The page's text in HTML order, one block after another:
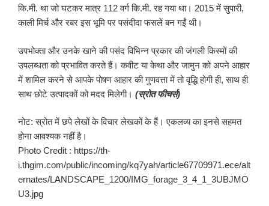
कि.मी. था जो घटकर मात्र 112 वर्ग कि.मी. रह गया था। 2015 में सुपारी,
काली मिर्च और रबर इस भूमि पर पसंदीदा फसलें बन गईं थी।
उपभोक्ता और उनके खाने की पसंद विभिन्न प्रकार की जंगली किस्मों की
उपलब्धता को प्रभावित करते हैं। कवीट या केथा और जामुन को अपने आहार
में शामिल करने से आपके पोषण आहार की गुणवत्ता में तो वृद्धि होगी ही, साथ ही
साथ छोटे उत्पादकों को मदद मिलेगी। (स्रोत फीचर्स)
नोट: स्रोत में छपे लेखों के विचार लेखकों के हैं। एकलव्य का इनसे सहमत
होना आवश्यक नहीं है।
Photo Credit : https://th-
i.thgim.com/public/incoming/kq7yah/article67709971.ece/alt
ernates/LANDSCAPE_1200/IMG_forage_3_4_1_3UBJMO
U3.jpg